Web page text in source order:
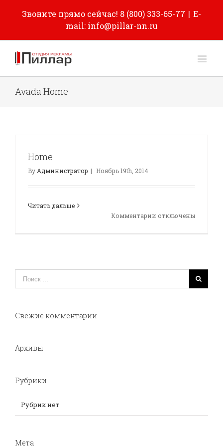
Звоните прямо сейчас! 8 (800) 333-65-77 | E-
mail: info@pillar-nn.ru
Avada Home
Home
By Администратор | Ноябрь 19th, 2014
Читать дальше
Комментарии котключены
Свежие комментарии
Архивы
Рубрики
Рубрик нет
Мета